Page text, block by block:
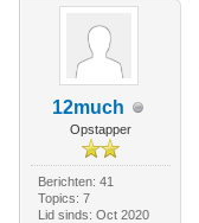
12much
Opstapper
Berichten: 41
Topics: 7
Lid sinds: Oct 2020